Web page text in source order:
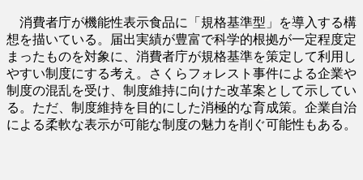
消費者庁が機能性表示食品に「規格基準型」を導入する構
想を描いている。届出実績が豊富で科学的根拠が一定程度定
まったものを対象に、消費者庁が規格基準を策定して利用し
やすい制度にする考え。さくらフォレスト事件による企業や
制度の混乱を受け、制度維持に向けた改革案として示してい
る。ただ、制度維持を目的にした消極的な育成策。企業自治
による柔軟な表示が可能な制度の魅力を削ぐ可能性もある。